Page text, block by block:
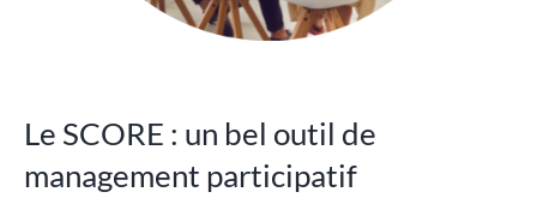
Le SCORE : un bel outil de
management participatif